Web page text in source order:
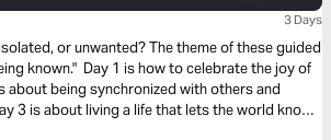
3 Days
or unwanted? The theme of these guided
known." Day 1 is how to celebrate the joy of
about being synchronized with others and
3 is about living a life that lets the world know